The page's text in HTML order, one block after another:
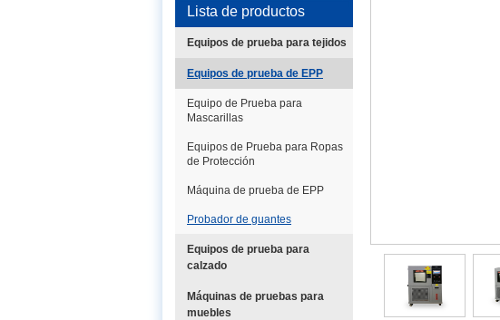
Lista de productos
Equipos de prueba para tejidos
Equipos de prueba de EPP
Equipo de Prueba para
Mascarillas
Equipos de Prueba para Ropas
de Protección
Máquina de prueba de EPP
Probador de guantes
Equipos de prueba para
calzado
Máquinas de pruebas para
muebles